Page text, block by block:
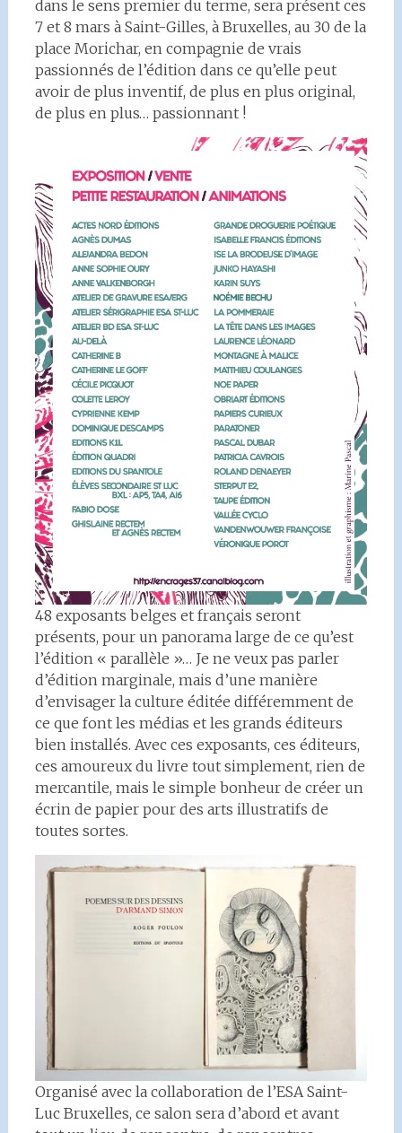
dans le sens premier du terme, sera présent ces
7 et 8 mars à Saint-Gilles, à Bruxelles, au 30 de la
place Morichar, en compagnie de vrais
passionnés de l’édition dans ce qu’elle peut
avoir de plus inventif, de plus en plus original,
de plus en plus… passionnant !
48 exposants belges et français seront
présents, pour un panorama large de ce qu’est
l’édition « parallèle »… Je ne veux pas parler
d’édition marginale, mais d’une manière
d’envisager la culture éditée différemment de
ce que font les médias et les grands éditeurs
bien installés. Avec ces exposants, ces éditeurs,
ces amoureux du livre tout simplement, rien de
mercantile, mais le simple bonheur de créer un
écrin de papier pour des arts illustratifs de
toutes sortes.
Organisé avec la collaboration de l’ESA Saint-
Luc Bruxelles, ce salon sera d’abord et avant